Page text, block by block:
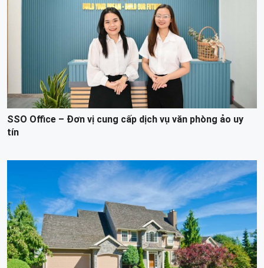
SSO Office – Đơn vị cung cấp dịch vụ văn phòng ảo uy
tín